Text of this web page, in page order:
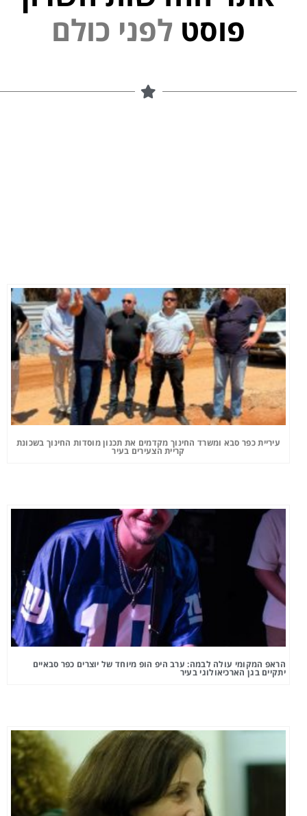
פוסט
עיריית כפר סבא ומשרד החינוך מקדמים את תכנון מוסדות החינוך בשכונת
קריית הצעירים בעיר
הראפ המקומי עולה לבמה: ערב היפ הופ מיוחד של יוצרים כפר סבאיים
יתקיים בגן הארכיאולוגי בעיר